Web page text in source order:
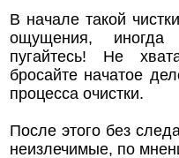
В начале такой
ощущения,
пугайтесь! Не
бросайте начатое
процесса очистки.
После этого без
неизлечимые, по